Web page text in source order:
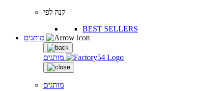
קנה לפי
BEST SELLERS
מותגים
מותגים